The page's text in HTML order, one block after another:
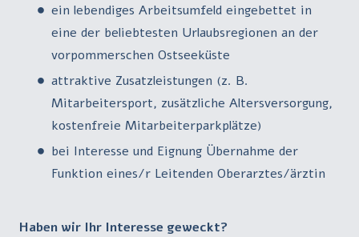
ein lebendiges Arbeitsumfeld eingebettet in
eine der beliebtesten Urlaubsregionen an der
vorpommerschen Ostseeküste
attraktive Zusatzleistungen (z. B.
Mitarbeitersport, zusätzliche Altersversorgung,
kostenfreie Mitarbeiterparkplätze)
bei Interesse und Eignung Übernahme der
Funktion eines/r Leitenden Oberarztes/ärztin
Haben wir Ihr Interesse geweckt?